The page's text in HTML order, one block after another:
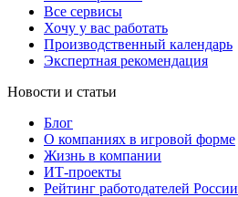
Все сервисы
Хочу у вас работать
Производственный календарь
Экспертная рекомендация
Новости и статьи
Блог
О компаниях в игровой форме
Жизнь в компании
ИТ-проекты
Рейтинг работодателей России